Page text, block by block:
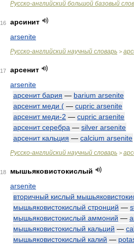
Русско-английский большой базовый
16
арсинит
arsenite
Русско-английский научный словарь >
17
арсенит
arsenite
арсенит бария — barium arsenite
арсенит меди ( — cupric arsenite
арсенит меди-2 — cupric arsenite
арсенит серебра — silver arsenite
арсенит кальция — calcium arsenite
Русско-английский научный словарь >
18
мышьяковистокислый
arsenite
вторичный кислый
мышьяковистокислый стронций —
мышьяковистокислый аммоний —
мышьяковистокислый кальций —
мышьяковистокислый калий —